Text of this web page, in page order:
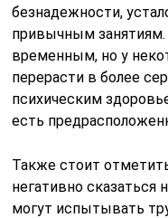
безнадежности,
привычным
временным, но у
перерасти в более
психическим
есть
Также стоит
негативно
могут испытывать